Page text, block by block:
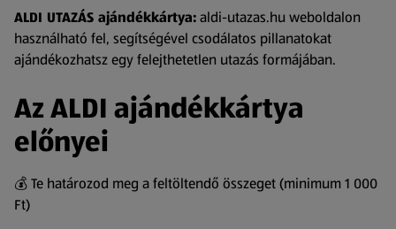
ALDI UTAZÁS ajándékkártya:aldi-utazas.hu weboldalon
használható fel, segítségével csodálatos pillanatokat
ajándékozhatsz egy felejthetetlen utazás formájában.
Az ALDI ajándékkártya
előnyei
💰 Te határozod meg a feltöltendő összeget (minimum 1 000
Ft)